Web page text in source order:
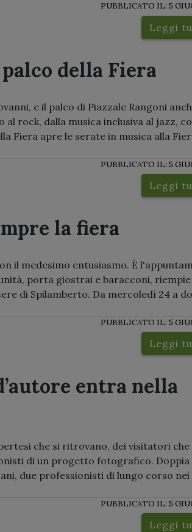
PUBBLICATO IL: 5
Leggi
della Fiera
e il palco di Piazzale Rangoni
rock, dalla musica inclusiva al jazz,
Fiera apre le serate in musica alla
PUBBLICATO IL: 5
Leggi
la fiera
il medesimo entusiasmo. È
porta giostrai e baracconi, riempie
di Spilamberto. Da mercoledì 24 a
PUBBLICATO IL: 5
Leggi
entra nella
che si ritrovano, dei visitatori che
di un progetto fotografico. Doppia
due professionisti di lungo corso
PUBBLICATO IL: 5
Leggi